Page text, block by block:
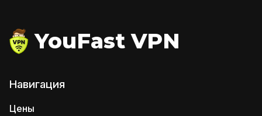
YouFast VPN
Навигация
Цены